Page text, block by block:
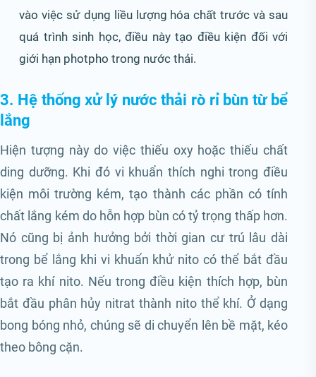
vào việc sử dụng liều lượng hóa chất trước và sau
quá trình sinh học, điều này tạo điều kiện đối với
giới hạn photpho trong nước thải.
3. Hệ thống xử lý nước thải rò rỉ bùn từ bể
lắng
Hiện tượng này do việc thiếu oxy hoặc thiếu chất
ding dưỡng. Khi đó vi khuẩn thích nghi trong điều
kiện môi trường kém, tạo thành các phần có tính
chất lắng kém do hỗn hợp bùn có tỷ trọng thấp hơn.
Nó cũng bị ảnh hưởng bởi thời gian cư trú lâu dài
trong bể lắng khi vi khuẩn khử nito có thể bắt đầu
tạo ra khí nito. Nếu trong điều kiện thích hợp, bùn
bắt đầu phân hủy nitrat thành nito thể khí. Ở dạng
bong bóng nhỏ, chúng sẽ di chuyển lên bề mặt, kéo
theo bông cặn.